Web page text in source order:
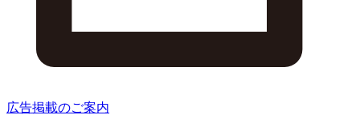
広告掲載のご案内